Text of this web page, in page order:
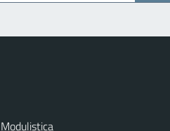
Modulistica